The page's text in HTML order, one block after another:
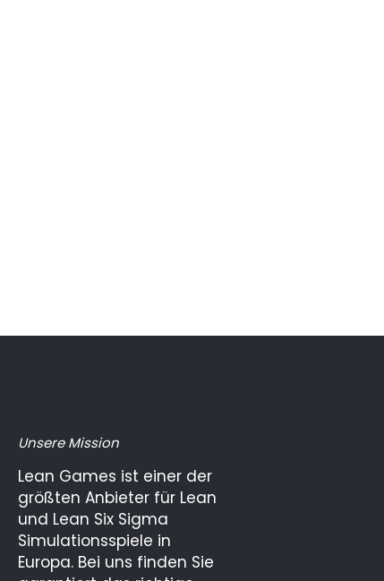
Unsere Mission
Lean Games ist einer der
größten Anbieter für Lean
und Lean Six Sigma
Simulationsspiele in
Europa. Bei uns finden Sie